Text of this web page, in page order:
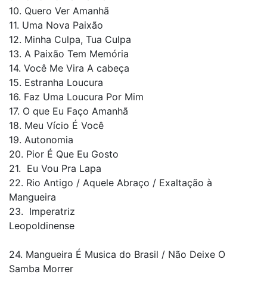
10. Quero Ver Amanhã
11. Uma Nova Paixão
12. Minha Culpa, Tua Culpa
13. A Paixão Tem Memória
14. Você Me Vira A cabeça
15. Estranha Loucura
16. Faz Uma Loucura Por Mim
17. O que Eu Faço Amanhã
18. Meu Vício É Você
19. Autonomia
20. Pior É Que Eu Gosto
21. Eu Vou Pra Lapa
22. Rio Antigo / Aquele Abraço / Exaltação à
Mangueira
23. Imperatriz
24. Mangueira É Musica do Brasil / Não Deixe O
Samba Morrer